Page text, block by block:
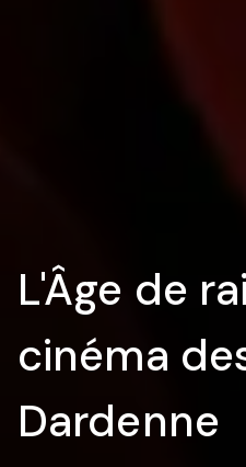
L'Âge de
cinéma
Dardenne